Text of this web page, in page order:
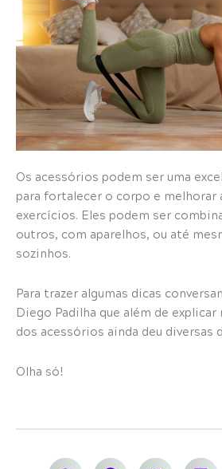
Os acessórios podem ser uma
para fortalecer o corpo e melhorar
exercícios. Eles podem ser
outros, com aparelhos, ou até
sozinhos.
Para trazer algumas dicas
Diego Padilha que além de
dos acessórios ainda deu diversas
Olha só!